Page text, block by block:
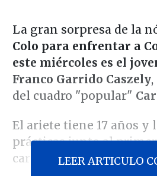
La gran sorpresa de la
Colo para enfrentar a
este miércoles es el
Franco Garrido Caszely
del cuadro "popular"
El ariete tiene 17 años y
prácticas junto al
características de
LEER ARTICULO